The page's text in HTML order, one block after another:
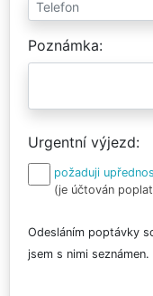
Poznámka
Urgentní výjezd
požaduji
(je účtován
Odesláním poptávky
jsem s nimi seznámen.